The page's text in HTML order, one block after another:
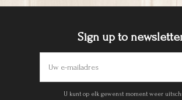
Sign up to
U kunt op elk gewenst moment weer